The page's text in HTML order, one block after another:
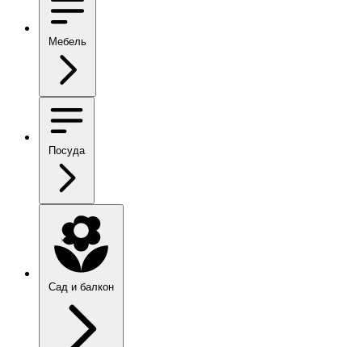
Мебель
Посуда
Сад и балкон